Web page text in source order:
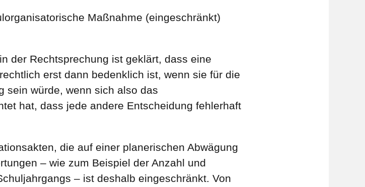
Maßnahme (eingeschränkt)
der Rechtsprechung ist geklärt, dass eine
erst dann bedenklich ist, wenn sie für die
sein würde, wenn sich also das
hat, dass jede andere Entscheidung fehlerhaft
die auf einer planerischen Abwägung
– wie zum Beispiel der Anzahl und
– ist deshalb eingeschränkt. Von